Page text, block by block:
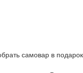
самовар в подарок